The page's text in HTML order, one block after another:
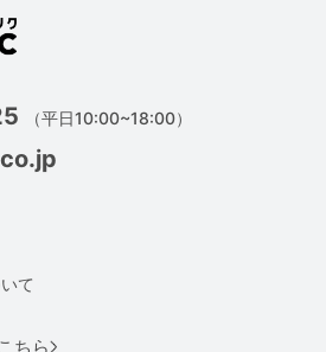
（平日10:00~18:00）
て
ちら